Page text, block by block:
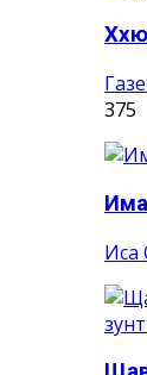
375
Иса